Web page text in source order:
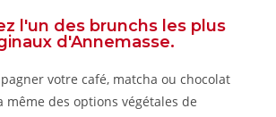
l'un des brunchs les plus
d'Annemasse.
votre café, matcha ou chocolat
même des options végétales de